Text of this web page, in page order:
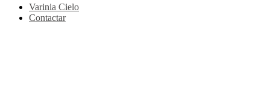
Varinia Cielo
Contactar